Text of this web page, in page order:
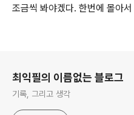
조금씩 봐야겠다. 한번에 몰아
최익필의 이름없는 블로그
기록, 그리고 생각